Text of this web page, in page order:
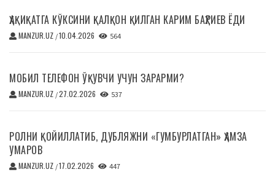
ҲАҚИҚАТГА КЎКСИНИ ҚАЛҚОН ҚИЛГАН КАРИМ БАҲРИЕВ ЁДИ
MANZUR.UZ /10.04.2026 564
МОБИЛ ТЕЛЕФОН ЎҚУВЧИ УЧУН ЗАРАРМИ?
MANZUR.UZ /27.02.2026 537
РОЛНИ ҚОЙИЛЛАТИБ, ДУБЛЯЖНИ «ГУМБУРЛАТГАН» ҲАМЗА
УМАРОВ
MANZUR.UZ /17.02.2026 447